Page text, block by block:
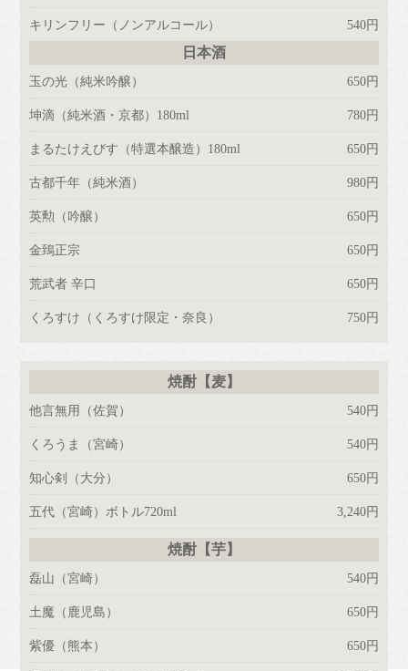
キリンフリー （ノンアルコール） 540円
日本酒
玉の光 （純米吟醸） 650円
坤滴 （純米酒・京都）180ml 780円
まるたけえびす （特選本醸造）180ml 650円
古都千年 （純米酒） 980円
英勲 （吟醸） 650円
金鵄正宗 650円
荒武者 辛口 650円
くろすけ （くろすけ限定・奈良） 750円
焼酎【麦】
他言無用 （佐賀） 540円
くろうま （宮崎） 540円
知心剣 （大分） 650円
五代 （宮崎）ボトル720ml 3,240円
焼酎【芋】
磊山 （宮崎） 540円
土魔 （鹿児島） 650円
紫優 （熊本） 650円